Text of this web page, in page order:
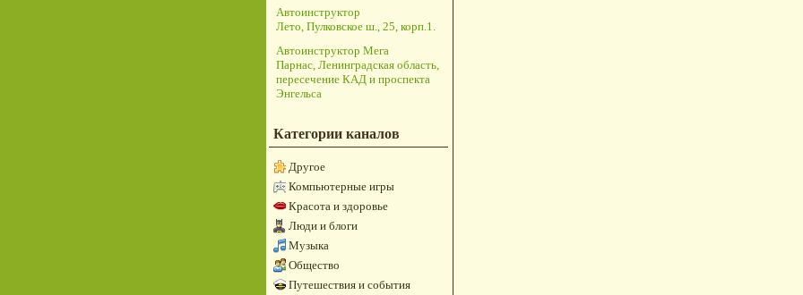
Автоинструктор
Лето, Пулковское ш., 25, корп.1.
Автоинструктор Мега
Парнас, Ленинградская область,
пересечение КАД и проспекта
Энгельса
Категории каналов
Другое
Компьютерные игры
Красота и здоровье
Люди и блоги
Музыка
Общество
Путешествия и события